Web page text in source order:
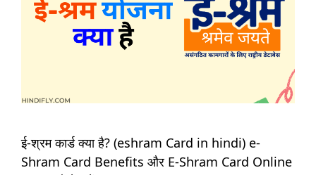
ई-श्रम कार्ड क्या है? (eshram Card in hindi) e-
Shram Card Benefits और E-Shram Card Online